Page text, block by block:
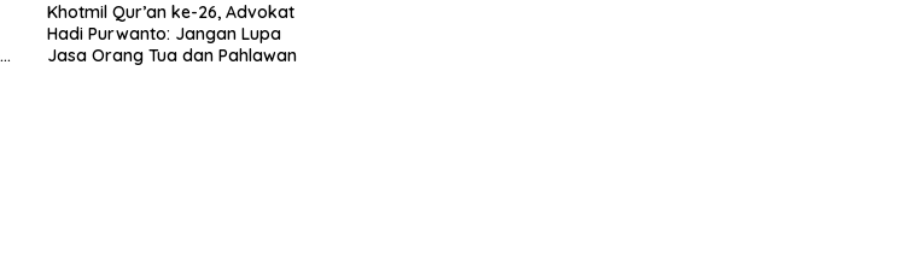
Khotmil Qur’an ke-26, Advokat
Hadi Purwanto: Jangan Lupa
Jasa Orang Tua dan Pahlawan